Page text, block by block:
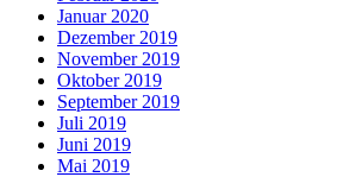
Januar 2020
Dezember 2019
November 2019
Oktober 2019
September 2019
Juli 2019
Juni 2019
Mai 2019